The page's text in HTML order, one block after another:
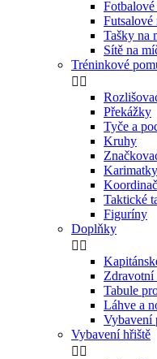
Futsalové
Tašky na
Sítě na
Tréninkové
 
Překážky
Tyče a
Kruhy
Karimatky
Taktické
Figuríny
Doplňky
 
Tabule
Láhve a
Vybavení
Vybavení hřiště
 